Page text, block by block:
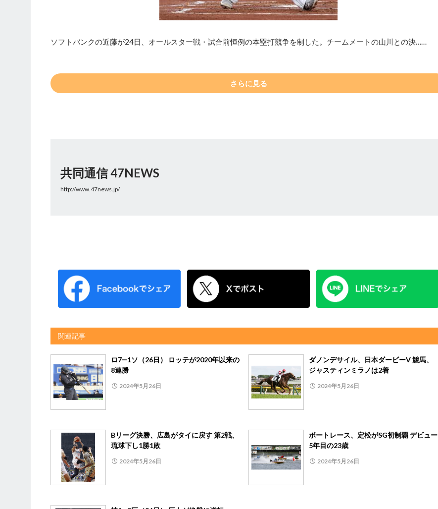
ソフトバンクの近藤が24日、オールスター戦・試合前恒例の本塁打競争を制した。チームメートの山川との決……
さらに見る
共同通信 47NEWS
http://www.47news.jp/
関連記事
ロ7―1ソ（26日） ロッテが2020年以来の
8連勝
2024年5月26日
ダノンデサイル、日本ダービーV 競馬、
ジャスティンミラノは2着
2024年5月26日
Bリーグ決勝、広島がタイに戻す 第2戦、
琉球下し1勝1敗
2024年5月26日
ボートレース、定松がSG初制覇 デビュー
5年目の23歳
2024年5月26日